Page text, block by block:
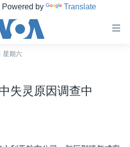
Powered by Translate
星期六
失灵原因调查中